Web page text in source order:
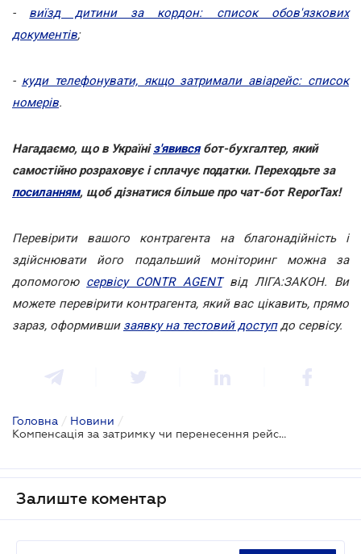
- виїзд дитини за кордон: список обов'язкових
документів;
- куди телефонувати, якщо затримали авіарейс: список
номерів.
Нагадаємо, що в Україніз'явивсябот-бухгалтер, який
самостійно розраховує і сплачує податки. Переходьте за
посиланням, щоб дізнатися більше про чат-бот ReporTax!
Перевірити вашого контрагента на благонадійність і
здійснювати його подальший моніторинг можна за
допомогою сервісу CONTR AGENTвід ЛІГА:ЗАКОН. Ви
можете перевірити контрагента, який вас цікавить, прямо
зараз, оформивши заявку на тестовий доступдо сервісу.
Головна / Новини /
Компенсація за затримку чи перенесення рейсу: на що має право пасажир
Залиште коментар